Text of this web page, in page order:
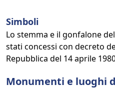
Simboli
Lo stemma e il gonfalone
stati concessi con decreto
Repubblica del 14 aprile
Monumenti e luoghi